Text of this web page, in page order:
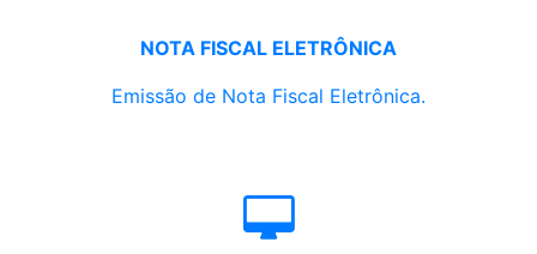
NOTA FISCAL ELETRÔNICA
Emissão de Nota Fiscal Eletrônica.